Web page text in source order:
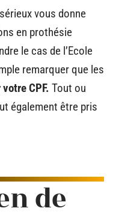
vous donne
en prothésie
le cas de l’Ecole
remarquer que les
CPF. Tout ou
également être pris
de